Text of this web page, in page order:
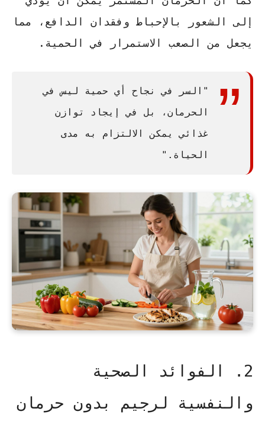
إلى الشعور بالإحباط وفقدان الدافع، مما
يجعل من الصعب الاستمرار في الحمية.
"السر في نجاح أي حمية ليس في
الحرمان، بل في إيجاد توازن
غذائي يمكن الالتزام به مدى
الحياة."
2. الفوائد الصحية
والنفسية لرجيم بدون حرمان